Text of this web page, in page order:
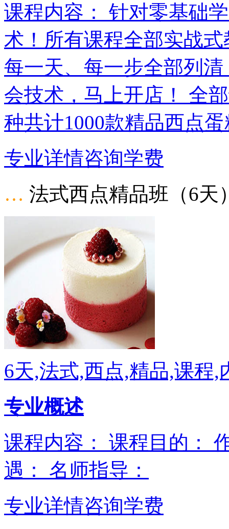
课程内容： 针对零基础
术！所有课程全部实战
每一天、每一步全部列
会技术，马上开店！ 全
种共计1000款精品西点
专业详情咨询学费
… 法式西点精品班（6天
6天,法式,西点,精品,课程
专业概述
课程内容： 课程目的：
遇： 名师指导：
专业详情咨询学费